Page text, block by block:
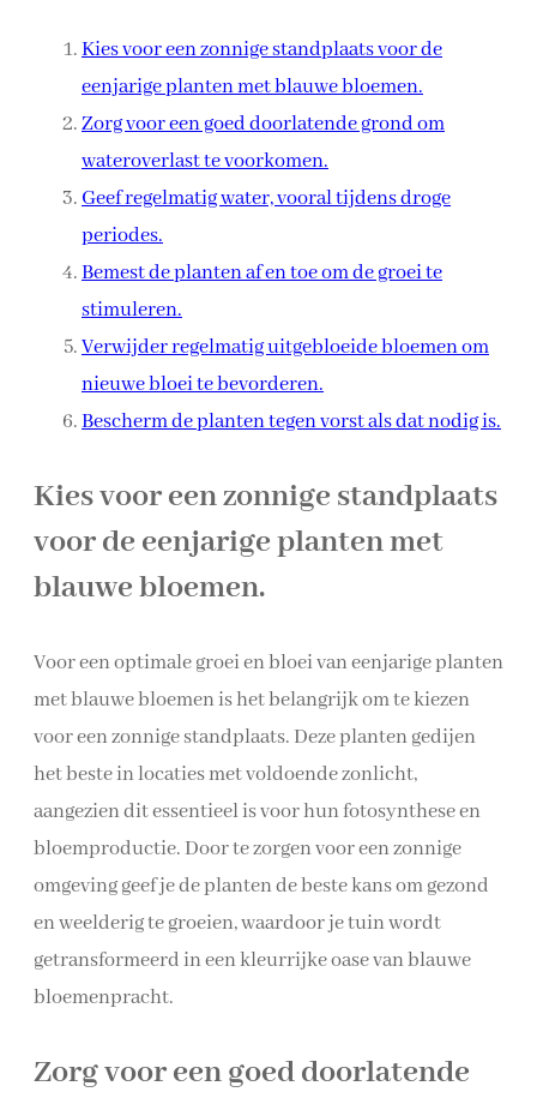
Kies voor een zonnige standplaats voor de
eenjarige planten met blauwe bloemen.
Zorg voor een goed doorlatende grond om
wateroverlast te voorkomen.
Geef regelmatig water, vooral tijdens droge
periodes.
Bemest de planten af en toe om de groei te
stimuleren.
Verwijder regelmatig uitgebloeide bloemen om
nieuwe bloei te bevorderen.
Bescherm de planten tegen vorst als dat nodig is.
Kies voor een zonnige standplaats
voor de eenjarige planten met
blauwe bloemen.
Voor een optimale groei en bloei van eenjarige planten
met blauwe bloemen is het belangrijk om te kiezen
voor een zonnige standplaats. Deze planten gedijen
het beste in locaties met voldoende zonlicht,
aangezien dit essentieel is voor hun fotosynthese en
bloemproductie. Door te zorgen voor een zonnige
omgeving geef je de planten de beste kans om gezond
en weelderig te groeien, waardoor je tuin wordt
getransformeerd in een kleurrijke oase van blauwe
bloemenpracht.
Zorg voor een goed doorlatende